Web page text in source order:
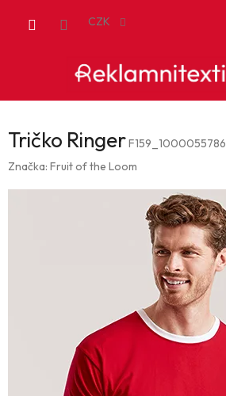
CZK
Tričko RingerF159_1000055786
Značka: Fruit of the Loom